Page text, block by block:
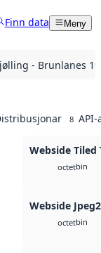
Finn data Meny
- Brunlanes
8 API-
Webside Tiled
octetbin
Webside
octetbin